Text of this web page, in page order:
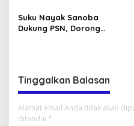
Suku Nayak Sanoba
Dukung PSN, Dorong
Tinggalkan Balasan
Alamat email Anda tidak akan
ditandai *